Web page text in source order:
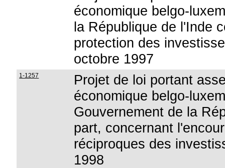
économique belgo-
la République de l'Inde
protection des
octobre 1997
1-1257
Projet de loi portant
économique belgo-
Gouvernement de la
part, concernant
réciproques des
1998